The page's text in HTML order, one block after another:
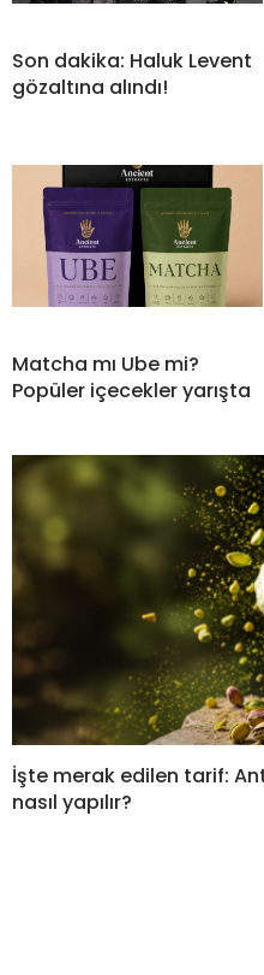
Son dakika: Haluk Levent
gözaltına alındı!
Matcha mı Ube mi?
Popüler içecekler yarışta
İşte merak edilen tarif:
nasıl yapılır?